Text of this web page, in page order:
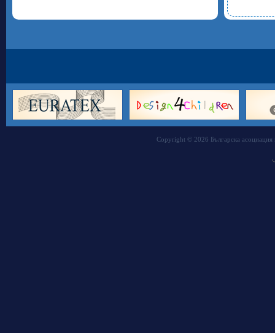
Copyright © 2026 Българска асоциация